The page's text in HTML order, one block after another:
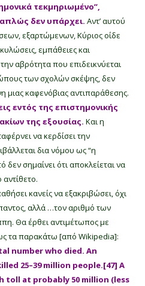
τεκμηριωμένο”,
δεν υπάρχει. Αντ’ αυτού
εξαρτώμενων, Κύριος οίδε
εμπάθειες και
αβρότητα που επιδεικνύεται
των σχολών σκέψης, δεν
μιας καφενόβιας αντιπαράθεσης.
εντός της επιστημονικής
της εξουσίας. Και η
να κερδίσει την
δια νόμου ως “η
δεν σημαίνει ότι αποκλείεται να
αντίθετο.
κανείς να εξακριβώσει, όχι
αλλά …τον αριθμό των
Θα έρθει αντιμέτωπος με
τα παρακάτω [από Wikipedia]:
number who died. An
25–39 million people.[47] A
toll at probably 50 million (less